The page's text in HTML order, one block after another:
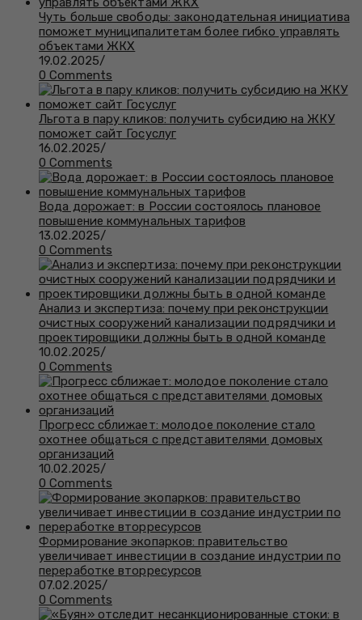
Чуть больше свободы: законодательная инициатива
поможет муниципалитетам более гибко управлять
объектами ЖКХ
19.02.2025/
0 Comments
Льгота в пару кликов: получить субсидию на ЖКУ
поможет сайт Госуслуг
16.02.2025/
0 Comments
Вода дорожает: в России состоялось плановое
повышение коммунальных тарифов
13.02.2025/
0 Comments
Анализ и экспертиза: почему при реконструкции
очистных сооружений канализации подрядчики и
проектировщики должны быть в одной команде
10.02.2025/
0 Comments
Прогресс сближает: молодое поколение стало
охотнее общаться с представителями домовых
организаций
10.02.2025/
0 Comments
Формирование экопарков: правительство
увеличивает инвестиции в создание индустрии по
переработке вторресурсов
07.02.2025/
0 Comments